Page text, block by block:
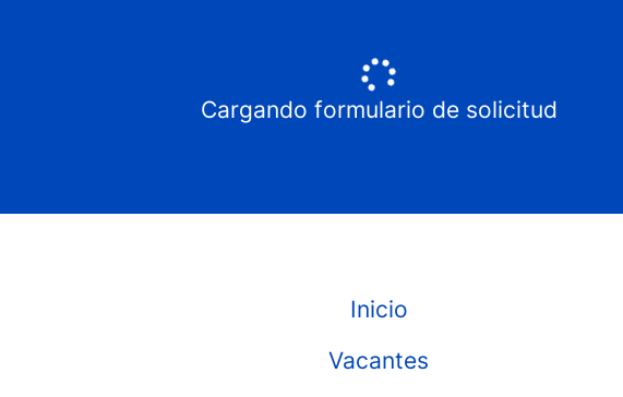
Cargando formulario de solicitud
Inicio
Vacantes